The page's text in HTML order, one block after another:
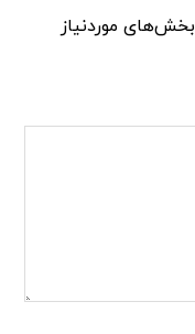
بخش‌های موردنیاز